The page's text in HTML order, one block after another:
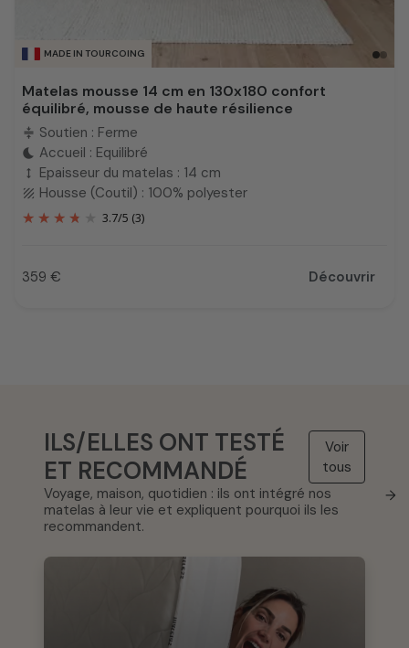
MADE IN TOURCOING
Matelas mousse 14 cm en 130x180 confort
équilibré, mousse de haute résilience
compress Soutien : Ferme
bedtime Accueil : Equilibré
height Epaisseur du matelas : 14 cm
texture Housse (Coutil) : 100% polyester
3.7/5 (3)
Prix
359 € Découvrir
ILS/ELLES ONT TESTÉ
ET RECOMMANDÉ
Voir
tous
→
Voyage, maison, quotidien : ils ont intégré nos
matelas à leur vie et expliquent pourquoi ils les
recommandent.